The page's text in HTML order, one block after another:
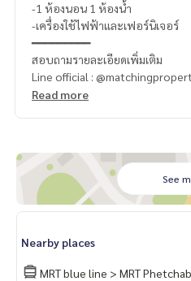
-1 ห้องนอน 1 ห้องน้ำ
-เครื่องใช้ไฟฟ้าและเฟอร์นิเจอร์
━━━━━━━━━
สอบถามรายละเอียดเพิ่มเติม
Line official :
Line Add Click :
ดูทรัพย์อื่นๆเพิ่มเติมhttps://
รับฝากซื้อ ขาย เช่า ที่ดิน บ้าน ทาว
นท์ โรงแรม รีสอร์ท กับทีมงานอสั
กค้าได้อย่างรวดเร็ว
Read more
See
Nearby places
MRT blue line > MRT